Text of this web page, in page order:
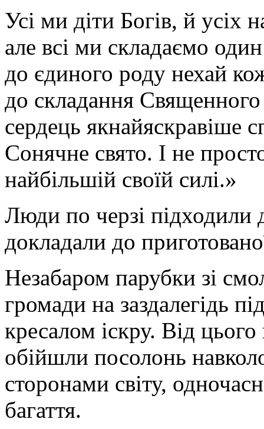
Усі ми діти Богів, й усіх
але всі ми складаємо
до єдиного роду нехай
до складання
сердець якнайяскравіше
Сонячне свято. І не
найбільшій своїй силі.»
Люди по черзі підходили
докладали до
Незабаром парубки зі
громади на заздалегідь
кресалом іскру. Від
обійшли посолонь
сторонами світу,
багаття.